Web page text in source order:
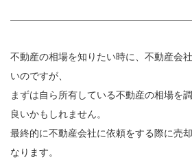
不動産の相場を知りたい時に、不動産会
いのですが、
まずは自ら所有している不動産の相場を
良いかもしれません。
最終的に不動産会社に依頼をする際に売
なります。